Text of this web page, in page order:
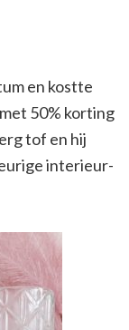
en kostte
50% korting
tof en hij
interieur-